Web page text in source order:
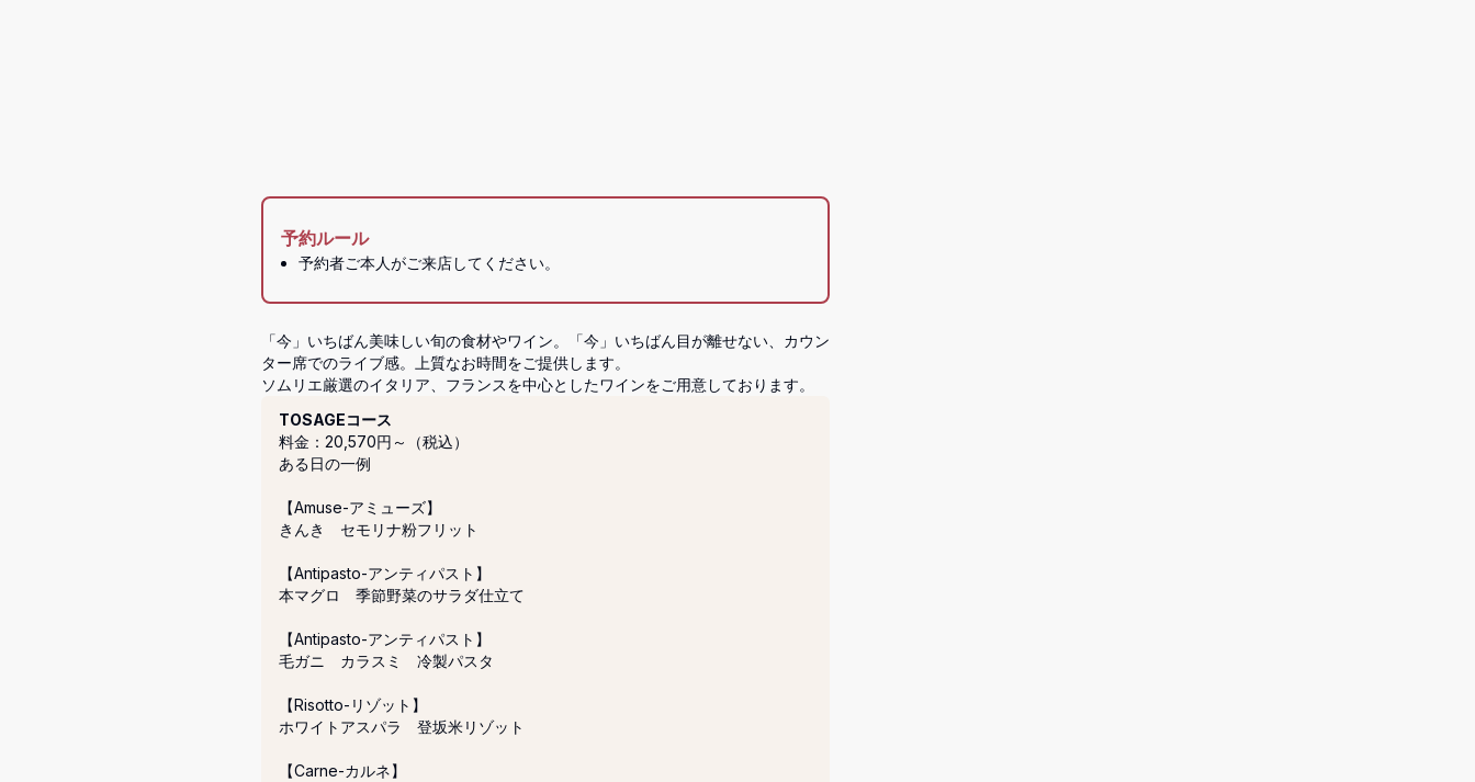
予約ルール
予約者ご本人がご来店してください。
「今」いちばん美味しい旬の食材やワイン。「今」いちばん目が離せない、カウン
ター席でのライブ感。上質なお時間をご提供します。
ソムリエ厳選のイタリア、フランスを中心としたワインをご用意しております。
TOSAGEコース
料金：20,570円～（税込）
ある日の一例
【Amuse-アミューズ】
きんき　セモリナ粉フリット
【Antipasto-アンティパスト】
本マグロ　季節野菜のサラダ仕立て
【Antipasto-アンティパスト】
毛ガニ　カラスミ　冷製パスタ
【Risotto-リゾット】
ホワイトアスパラ　登坂米リゾット
【Carne-カルネ】